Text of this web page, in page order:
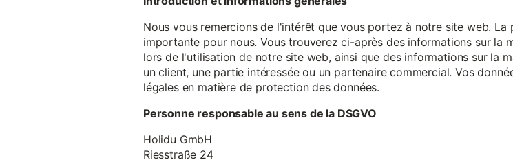
Nous vous remercions de l'intérêt que vous portez à notre site web.
importante pour nous. Vous trouverez ci-après des informations sur la
lors de l'utilisation de notre site web, ainsi que des informations sur la
un client, une partie intéressée ou un partenaire commercial. Vos
légales en matière de protection des données.
Personne responsable au sens de la DSGVO
Holidu GmbH
Riesstraße 24